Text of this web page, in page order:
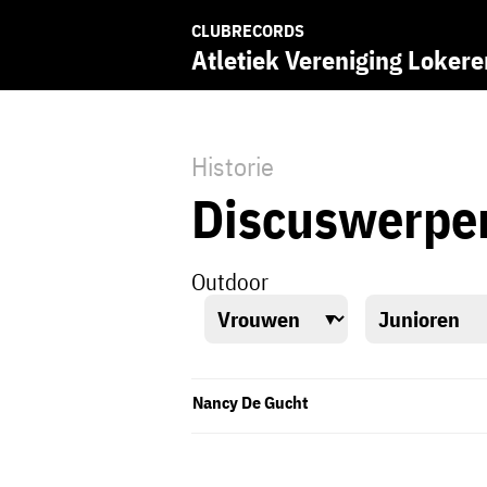
CLUBRECORDS
Atletiek Vereniging
Historie
Outdoor
Nancy De Gucht